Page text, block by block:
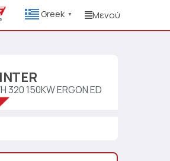
Greek ▼ Μενού
320 150KW ERGON ED